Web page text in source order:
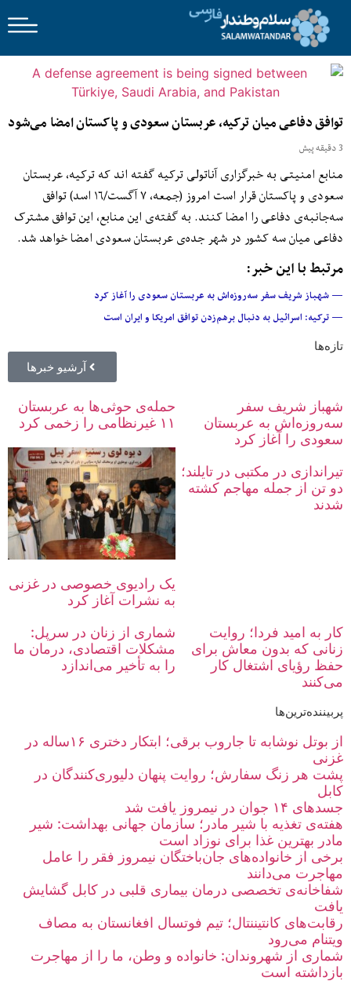
توافق دفاعی میان ترکیه، عربستان سعودی و پاکستان امضا می‌شود
3 دقیقه پیش
منابع امنیتی به خبرگزاری آناتولی ترکیه گفته ‌اند که ترکیه، عربستان
سعودی و پاکستان قرار است امروز (جمعه، ۷ آگست/۱۶ اسد) توافق
سه‌جانبه‌ی دفاعی را امضا کنند. به گفته‌ی این منابع، این توافق مشترک
دفاعی میان سه کشور در شهر جده‌ی عربستان سعودی امضا خواهد شد.
مرتبط با این خبر:
— شهباز شریف سفر سه‌روزه‌اش به عربستان سعودی را آغاز کرد
— ترکیه: اسرائیل به دنبال برهم‌زدن توافق امریکا و ایران است
تازه‌ها
آرشیو خبرها
شهباز شریف سفر
سه‌روزه‌اش به عربستان
سعودی را آغاز کرد
حمله‌ی حوثی‌ها به عربستان
۱۱ غیرنظامی را زخمی کرد
تیراندازی در مکتبی در تایلند؛
دو تن از جمله مهاجم کشته
شدند
یک رادیوی خصوصی در غزنی
به نشرات آغاز کرد
کار به امید فردا؛ روایت
زنانی که بدون معاش برای
حفظ رؤیای اشتغال کار
می‌کنند
شماری از زنان در سرپل:
مشکلات اقتصادی، درمان ما
را به تأخیر می‌اندازد
پربیننده‌ترین‌ها
از بوتل نوشابه تا جاروب برقی؛ ابتکار دختری ۱۶‌ساله در
غزنی
پشت هر زنگ سفارش؛ روایت پنهان دلیوری‌کنندگان در
کابل
جسدهای ۱۴ جوان در نیمروز یافت شد
هفته‌ی تغذیه با شیر مادر؛ سازمان جهانی بهداشت: شیر
مادر بهترین غذا برای نوزاد است
برخی از خانواده‌های جان‌باختگان نیمروز فقر را عامل
مهاجرت می‌دانند
شفاخانه‌ی تخصصی درمان بیماری‌ قلبی در کابل گشایش
یافت
رقابت‌های کانتیننتال؛ تیم فوتسال افغانستان به مصاف
ویتنام می‌رود
شماری از شهروندان: خانواده و وطن، ما را از مهاجرت
بازداشته است